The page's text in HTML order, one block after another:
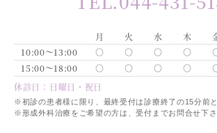
月 火 水 木
10:00～13:00
○ ○ ○ ○
15:00～18:00
○ ○ ○ ○
休診日：日曜日・祝日
※初診の患者様に限り、最終受付は診療終了の15分前
※形成外科治療をご希望の方は、受付までお問合せ下